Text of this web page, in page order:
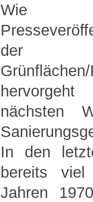
Wie
der
nächsten
In den
bereits
Jahren